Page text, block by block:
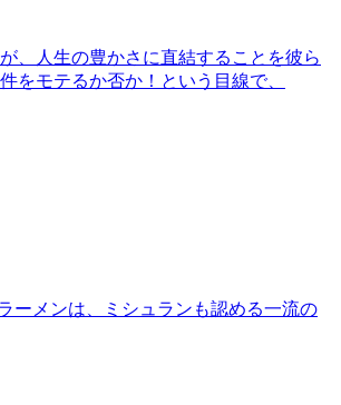
、人生の豊かさに直結することを彼ら
をモテるか否か！という目線で、
ーメンは、ミシュランも認める一流の